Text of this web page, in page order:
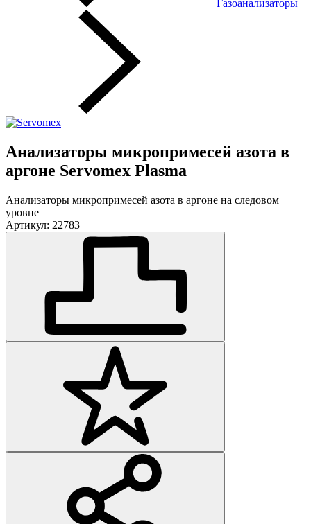
Газоанализаторы
Анализаторы микропримесей азота в
аргоне Servomex Plasma
Анализаторы микропримесей азота в аргоне на следовом
уровне
Артикул: 22783